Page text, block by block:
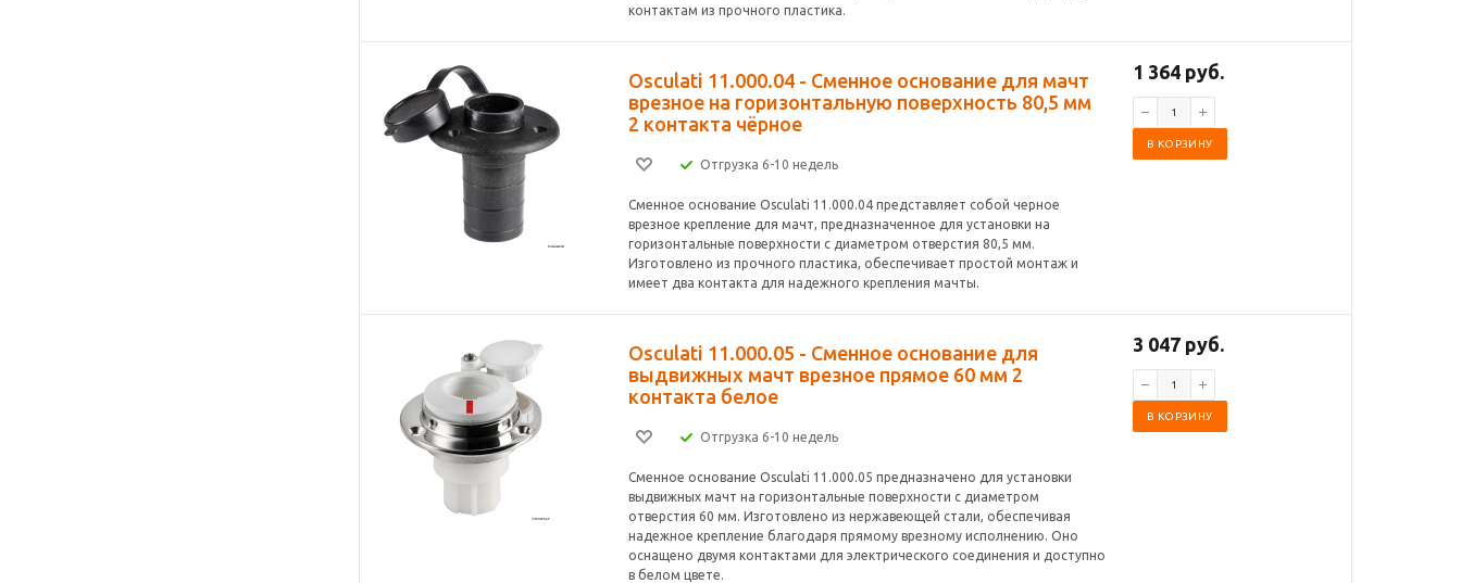
контактам из прочного пластика.
Osculati 11.000.04 - Сменное основание для мачт
врезное на горизонтальную поверхность 80,5 мм
2 контакта чёрное
Отгрузка 6-10 недель
Сменное основание Osculati 11.000.04 представляет собой черное
врезное крепление для мачт, предназначенное для установки на
горизонтальные поверхности с диаметром отверстия 80,5 мм.
Изготовлено из прочного пластика, обеспечивает простой монтаж и
имеет два контакта для надежного крепления мачты.
1 364 руб.
В КОРЗИНУ
Osculati 11.000.05 - Сменное основание для
выдвижных мачт врезное прямое 60 мм 2
контакта белое
Отгрузка 6-10 недель
Сменное основание Osculati 11.000.05 предназначено для установки
выдвижных мачт на горизонтальные поверхности с диаметром
отверстия 60 мм. Изготовлено из нержавеющей стали, обеспечивая
надежное крепление благодаря прямому врезному исполнению. Оно
оснащено двумя контактами для электрического соединения и доступно
в белом цвете.
3 047 руб.
В КОРЗИНУ